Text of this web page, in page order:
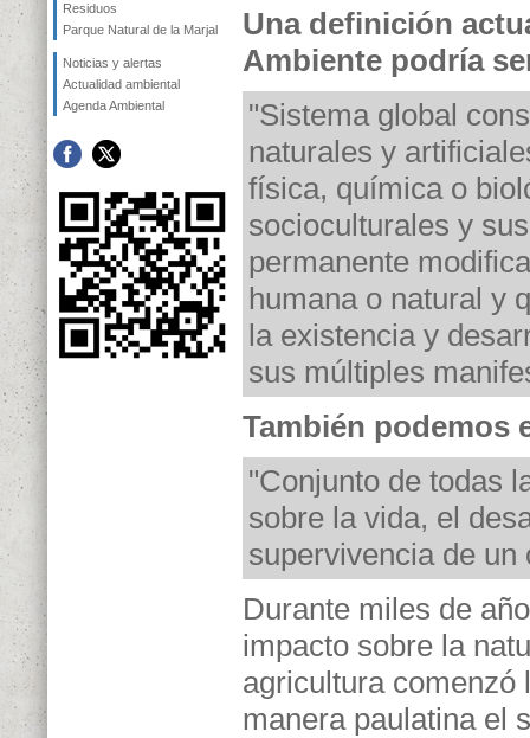
Residuos
Parque Natural de la Marjal
Noticias y alertas
Actualidad ambiental
Agenda Ambiental
Una definición
Ambiente podría
"Sistema global
naturales y
física, química o
socioculturales y
permanente
humana o natural y
la existencia y
sus múltiples
También podemos
"Conjunto de todas
sobre la vida, el
supervivencia de un
Durante miles de
impacto sobre la
agricultura comenzó
manera paulatina el